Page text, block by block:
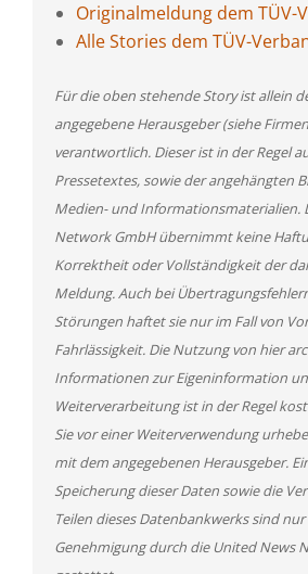
Originalmeldung dem TÜV-
Alle Stories dem TÜV-
Für die oben stehende Story ist allein
angegebene Herausgeber (siehe
verantwortlich. Dieser ist in der Regel
Pressetextes, sowie der angehängten
Medien- und Informationsmaterialien.
Network GmbH übernimmt keine
Korrektheit oder Vollständigkeit der
Meldung. Auch bei
Störungen haftet sie nur im Fall von
Fahrlässigkeit. Die Nutzung von hier
Informationen zur Eigeninformation
Weiterverarbeitung ist in der Regel
Sie vor einer Weiterverwendung
mit dem angegebenen Herausgeber.
Speicherung dieser Daten sowie die
Teilen dieses Datenbankwerks sind
Genehmigung durch die United News